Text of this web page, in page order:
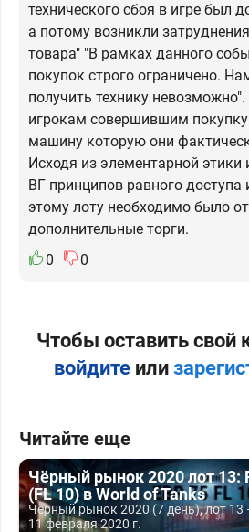
технического сбоя в игре был
а потому возникли
товара" "В рамках данного
покупок строго ограничено.
получить технику
игрокам совершившим
машину которую они
Исходя из элементарной
ВГ принципов равного доступа
этому лоту необходимо было
дополнительные торги.
0
0
Чтобы оставить свой
войдитеили
Читайте еще
Чёрный рынок 2020 лот 13:
(FL 10) в World of Tanks
Чёрный рынок 2020 (7 день), лот 13
11 февраля 2020 г.